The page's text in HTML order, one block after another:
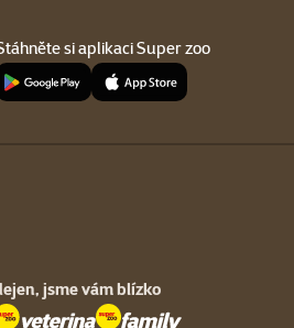
si aplikaci Super zoo
jsme vám blízko